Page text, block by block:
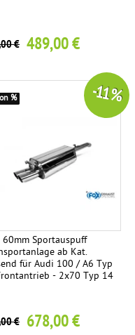
€ 489,00 €
60mm Sportauspuff
ab Kat.
für Audi 100 / A6 Typ
- 2x70 Typ 14
€ 678,00 €
-11 %
%